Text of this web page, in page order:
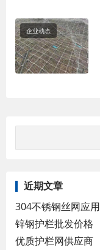
企业动态
近期文章
304不锈钢丝网应用
锌钢护栏批发价格
优质护栏网供应商